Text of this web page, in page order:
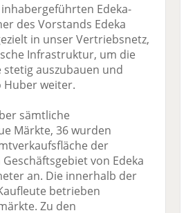
Edeka-
des Vorstands Edeka
in unser Vertriebsnetz,
Infrastruktur, um die
auszubauen und
Huber weiter.
sämtliche
Märkte, 36 wurden
der
von Edeka
an. Die innerhalb der
betrieben
Zu den